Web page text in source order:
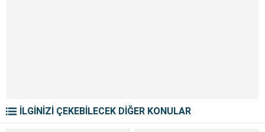
İLGİNİZİ ÇEKEBİLECEK DİĞER KONULAR